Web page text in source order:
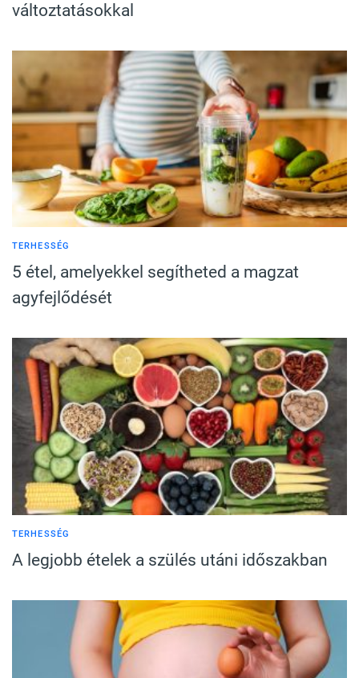
változtatásokkal
TERHESSÉG
5 étel, amelyekkel segítheted a magzat
agyfejlődését
TERHESSÉG
A legjobb ételek a szülés utáni időszakban